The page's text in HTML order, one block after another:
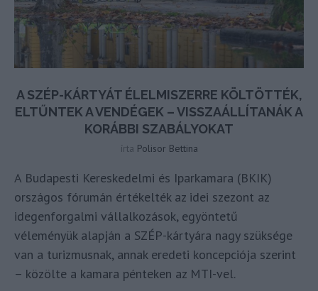
A SZÉP-KÁRTYÁT ÉLELMISZERRE KÖLTÖTTÉK,
ELTŰNTEK A VENDÉGEK – VISSZAÁLLÍTANÁK A
KORÁBBI SZABÁLYOKAT
írta Polisor Bettina
A Budapesti Kereskedelmi és Iparkamara (BKIK)
országos fórumán értékelték az idei szezont az
idegenforgalmi vállalkozások, egyöntetű
véleményük alapján a SZÉP-kártyára nagy szüksége
van a turizmusnak, annak eredeti koncepciója szerint
– közölte a kamara pénteken az MTI-vel.